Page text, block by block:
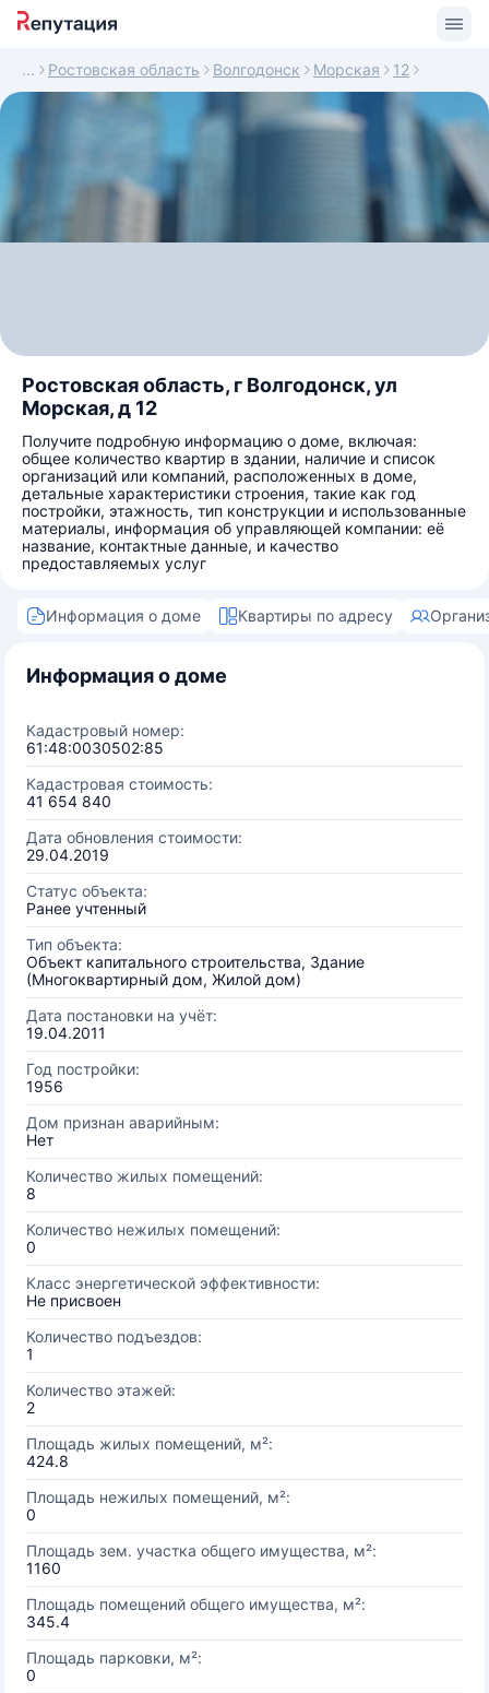
Ростовская область Волгодонск Морская 12
Ростовская область, г Волгодонск, ул
Морская, д 12
Получите подробную информацию о доме, включая:
общее количество квартир в здании, наличие и список
организаций или компаний, расположенных в доме,
детальные характеристики строения, такие как год
постройки, этажность, тип конструкции и использованные
материалы, информация об управляющей компании: её
название, контактные данные, и качество
предоставляемых услуг
Информация о доме Квартиры по адресу
Информация о доме
Кадастровый номер:
61:48:0030502:85
Кадастровая стоимость:
41 654 840
Дата обновления стоимости:
29.04.2019
Статус объекта:
Ранее учтенный
Тип объекта:
Объект капитального строительства, Здание
(Многоквартирный дом, Жилой дом)
Дата постановки на учёт:
19.04.2011
Год постройки:
1956
Дом признан аварийным:
Нет
Количество жилых помещений:
8
Количество нежилых помещений:
0
Класс энергетической эффективности:
Не присвоен
Количество подъездов:
1
Количество этажей:
2
Площадь жилых помещений, м²:
424.8
Площадь нежилых помещений, м²:
0
Площадь зем. участка общего имущества, м²:
1160
Площадь помещений общего имущества, м²:
345.4
Площадь парковки, м²:
0